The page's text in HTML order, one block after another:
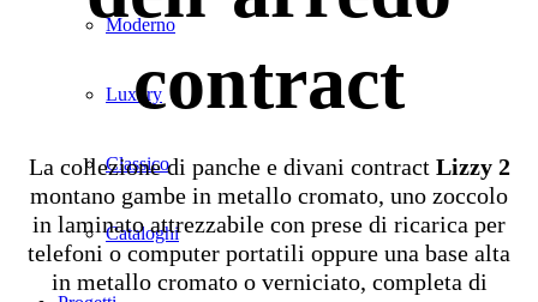
Moderno
Luxury
Classico
Cataloghi
contract
La collezione di panche e divani contractLizzy 2
montano gambe in metallo cromato, uno zoccolo
in laminato attrezzabile con prese di ricarica per
telefoni o computer portatili oppure una base alta
in metallo cromato o verniciato, completa di